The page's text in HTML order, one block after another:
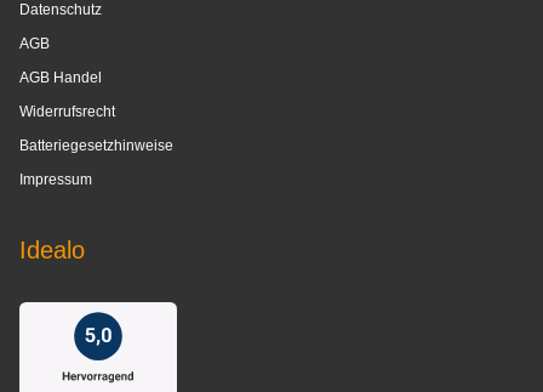
Datenschutz
AGB
AGB Handel
Widerrufsrecht
Batteriegesetzhinweise
Impressum
Idealo